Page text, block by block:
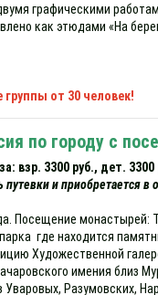
графическими
как этюдами «На
группы от 30 человек!
по городу с
взр. 3300 руб., дет.
путевки и приобретается
Посещение
где находится
Художественной
имения близ
Разумовских,